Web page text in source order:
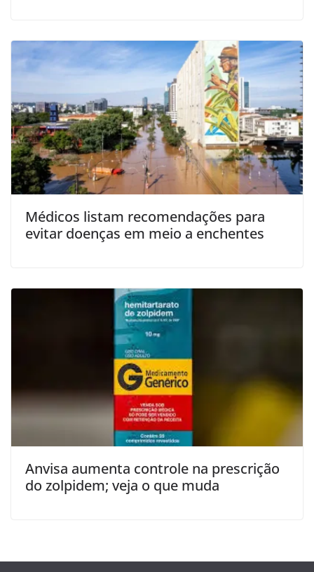
Médicos listam recomendações para
evitar doenças em meio a enchentes
Anvisa aumenta controle na prescrição
do zolpidem; veja o que muda